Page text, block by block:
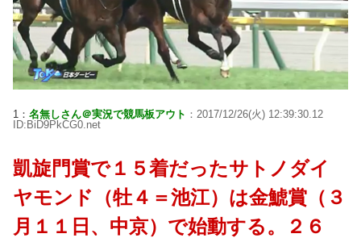
1： 名無しさん＠実況で競馬板アウト ：2017/12/26(火) 12:39:30.12
ID:BiD9PkCG0.net
凱旋門賞で１５着だったサトノダイ
ヤモンド（牡４＝池江）は金鯱賞（３
月１１日、中京）で始動する。２６